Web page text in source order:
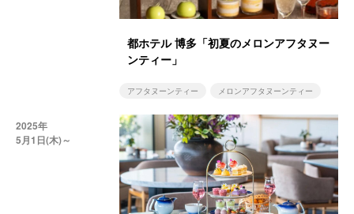
都ホテル 博多「初夏のメロンアフタヌー
ンティー」
アフタヌーンティー メロンアフタヌーンティー
2025年
5月1日(木)～